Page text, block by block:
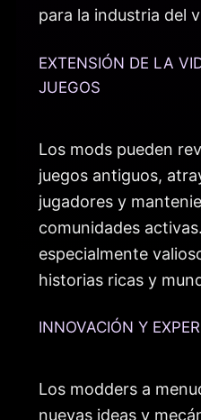
para la industria del
EXTENSIÓN DE LA
JUEGOS
Los mods pueden
juegos antiguos,
jugadores y
comunidades
especialmente
historias ricas y
INNOVACIÓN Y
Los modders a
nuevas ideas y